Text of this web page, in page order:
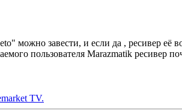
можно завести, и если да , ресивер её
пользователя Marazmatik ресивер